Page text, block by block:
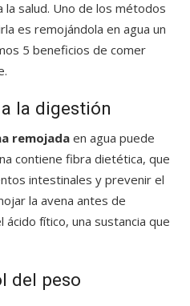
salud. Uno de los métodos
es remojándola en agua un
5 beneficios de comer
la digestión
remojada en agua puede
contiene fibra dietética, que
intestinales y prevenir el
la avena antes de
ácido fítico, una sustancia que
del peso